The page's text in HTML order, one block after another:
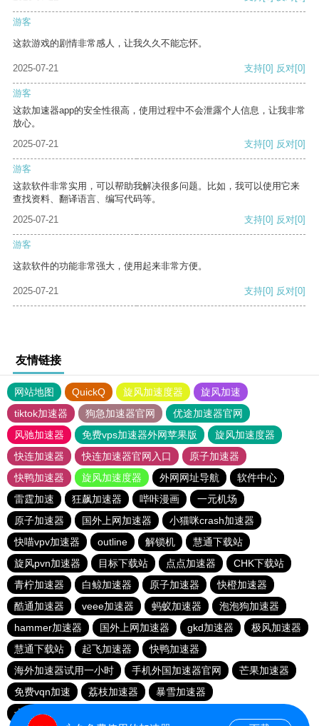
游客
这款游戏的剧情非常感人，让我久久不能忘怀。
2025-07-21 支持[0] 反对[0]
游客
这款加速器app的安全性很高，使用过程中不会泄露个人信息，让我非常
放心。
2025-07-21
支持[0] 反对[0]
游客
这款软件非常实用，可以帮助我解决很多问题。比如，我可以使用它来
查找资料、翻译语言、编写代码等。
2025-07-21
支持[0] 反对[0]
游客
这款软件的功能非常强大，使用起来非常方便。
2025-07-21 支持[0] 反对[0]
友情链接
网站地图 QuickQ 旋风加速度器
旋风加速
tiktok加速器
狗急加速器官网
优途加速器官网
风驰加速器
免费vps加速器外网苹果版
旋风加速度器
快连加速器
快连加速器官网入口
原子加速器
快鸭加速器
旋风加速度器 外网网址导航
软件中心
雷霆加速
狂飙加速器 哔咔漫画
一元机场
原子加速器
国外上网加速器
小猫咪crash加速器
快喵vpv加速器
outline 解锁机
慧通下载站
旋风pvn加速器
目标下载站 点点加速器
CHK下载站
青柠加速器
白鲸加速器 原子加速器
快橙加速器
酷通加速器
veee加速器 蚂蚁加速器
泡泡狗加速器
hammer加速器
国外上网加速器 gkd加速器
极风加速器
慧通下载站
起飞加速器
快鸭加速器
海外加速器试用一小时
手机外国加速器官网
芒果加速器
免费vqn加速
荔枝加速器
暴雪加速器
十大免费加速神器